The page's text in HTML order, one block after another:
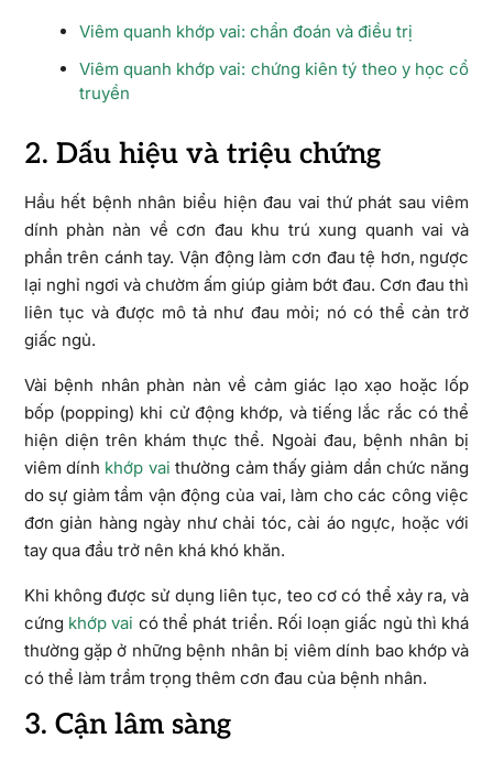
Viêm quanh khớp vai: chẩn đoán và điều trị
Viêm quanh khớp vai: chứng kiên tý theo y học cổ
truyền
2. Dấu hiệu và triệu chứng
Hầu hết bệnh nhân biểu hiện đau vai thứ phát sau viêm
dính phàn nàn về cơn đau khu trú xung quanh vai và
phần trên cánh tay. Vận động làm cơn đau tệ hơn, ngược
lại nghỉ ngơi và chườm ấm giúp giảm bớt đau. Cơn đau thì
liên tục và được mô tả như đau mỏi; nó có thể cản trở
giấc ngủ.
Vài bệnh nhân phàn nàn về cảm giác lạo xạo hoặc lốp
bốp (popping) khi cử động khớp, và tiếng lắc rắc có thể
hiện diện trên khám thực thể. Ngoài đau, bệnh nhân bị
viêm dính khớp vai thường cảm thấy giảm dần chức năng
do sự giảm tầm vận động của vai, làm cho các công việc
đơn giản hàng ngày như chải tóc, cài áo ngực, hoặc với
tay qua đầu trở nên khá khó khăn.
Khi không được sử dụng liên tục, teo cơ có thể xảy ra, và
cứng khớp vai có thể phát triển. Rối loạn giấc ngủ thì khá
thường gặp ở những bệnh nhân bị viêm dính bao khớp và
có thể làm trầm trọng thêm cơn đau của bệnh nhân.
3. Cận lâm sàng